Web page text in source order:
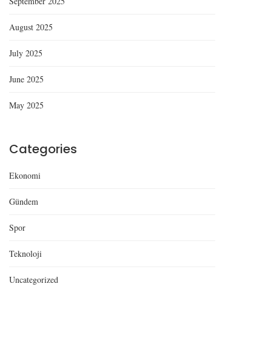
August 2025
July 2025
June 2025
May 2025
Categories
Ekonomi
Gündem
Spor
Teknoloji
Uncategorized